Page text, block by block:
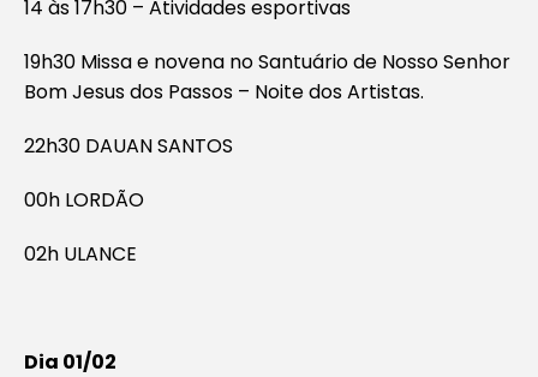
14 às 17h30 – Atividades esportivas
19h30 Missa e novena no Santuário de Nosso Senhor
Bom Jesus dos Passos – Noite dos Artistas.
22h30 DAUAN SANTOS
00h LORDÃO
02h ULANCE
Dia 01/02